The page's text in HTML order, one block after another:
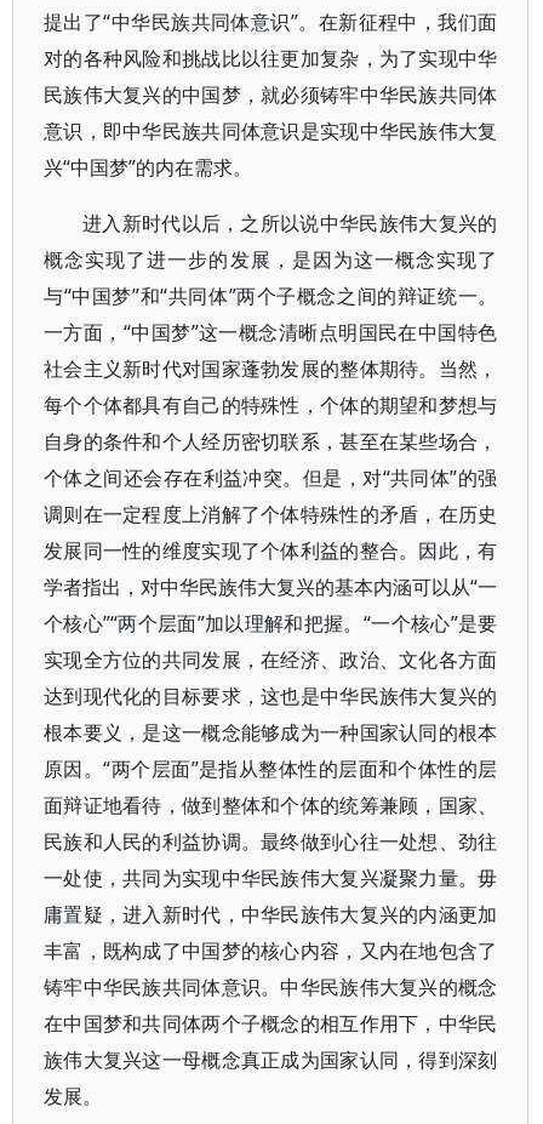
提出了“中华民族共同体意识”。在新征程中，我们面
对的各种风险和挑战比以往更加复杂，为了实现中华
民族伟大复兴的中国梦，就必须铸牢中华民族共同体
意识，即中华民族共同体意识是实现中华民族伟大复
兴“中国梦”的内在需求。
进入新时代以后，之所以说中华民族伟大复兴的
概念实现了进一步的发展，是因为这一概念实现了
与“中国梦”和“共同体”两个子概念之间的辩证统一。
一方面，“中国梦”这一概念清晰点明国民在中国特色
社会主义新时代对国家蓬勃发展的整体期待。当然，
每个个体都具有自己的特殊性，个体的期望和梦想与
自身的条件和个人经历密切联系，甚至在某些场合，
个体之间还会存在利益冲突。但是，对“共同体”的强
调则在一定程度上消解了个体特殊性的矛盾，在历史
发展同一性的维度实现了个体利益的整合。因此，有
学者指出，对中华民族伟大复兴的基本内涵可以从“一
个核心”“两个层面”加以理解和把握。“一个核心”是要
实现全方位的共同发展，在经济、政治、文化各方面
达到现代化的目标要求，这也是中华民族伟大复兴的
根本要义，是这一概念能够成为一种国家认同的根本
原因。“两个层面”是指从整体性的层面和个体性的层
面辩证地看待，做到整体和个体的统筹兼顾，国家、
民族和人民的利益协调。最终做到心往一处想、劲往
一处使，共同为实现中华民族伟大复兴凝聚力量。毋
庸置疑，进入新时代，中华民族伟大复兴的内涵更加
丰富，既构成了中国梦的核心内容，又内在地包含了
铸牢中华民族共同体意识。中华民族伟大复兴的概念
在中国梦和共同体两个子概念的相互作用下，中华民
族伟大复兴这一母概念真正成为国家认同，得到深刻
发展。